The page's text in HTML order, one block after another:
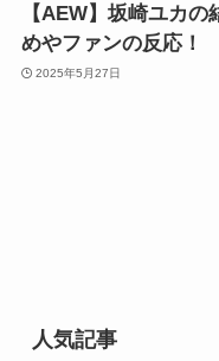
【AEW】坂崎ユカ
めやファンの反応！
2025年5月27日
人気記事